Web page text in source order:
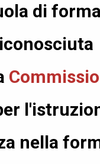
di
nella